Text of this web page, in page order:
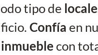
tipo de
Confía en
con